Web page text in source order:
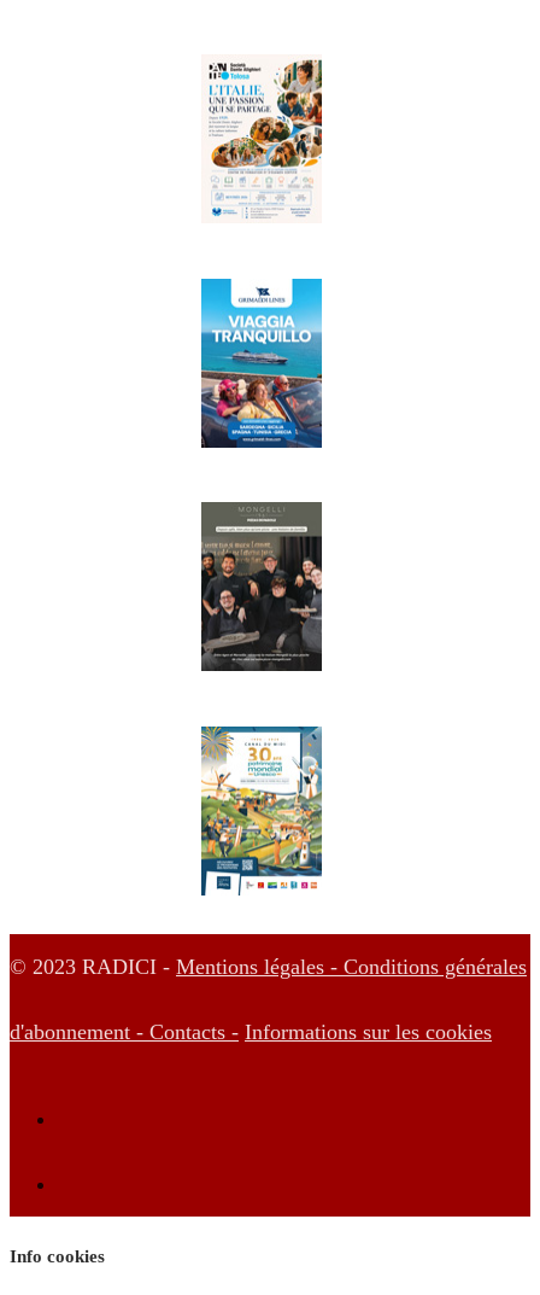
© 2023 RADICI - Mentions légales - Conditions générales
d'abonnement - Contacts - Informations sur les cookies
Info cookies